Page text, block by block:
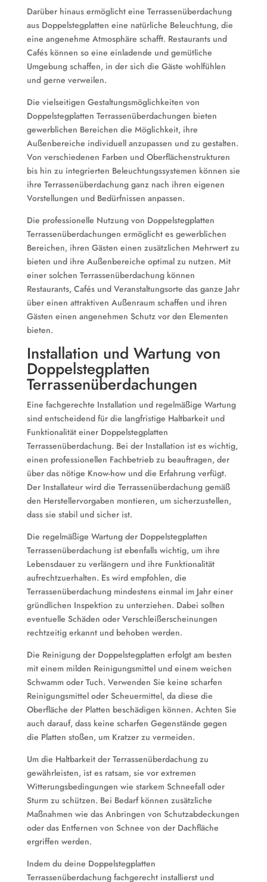
Darüber hinaus ermöglicht eine Terrassenüberdachung
aus Doppelstegplatten eine natürliche Beleuchtung, die
eine angenehme Atmosphäre schafft. Restaurants und
Cafés können so eine einladende und gemütliche
Umgebung schaffen, in der sich die Gäste wohlfühlen
und gerne verweilen.
Die vielseitigen Gestaltungsmöglichkeiten von
Doppelstegplatten Terrassenüberdachungen bieten
gewerblichen Bereichen die Möglichkeit, ihre
Außenbereiche individuell anzupassen und zu gestalten.
Von verschiedenen Farben und Oberflächenstrukturen
bis hin zu integrierten Beleuchtungssystemen können sie
ihre Terrassenüberdachung ganz nach ihren eigenen
Vorstellungen und Bedürfnissen anpassen.
Die professionelle Nutzung von Doppelstegplatten
Terrassenüberdachungen ermöglicht es gewerblichen
Bereichen, ihren Gästen einen zusätzlichen Mehrwert zu
bieten und ihre Außenbereiche optimal zu nutzen. Mit
einer solchen Terrassenüberdachung können
Restaurants, Cafés und Veranstaltungsorte das ganze Jahr
über einen attraktiven Außenraum schaffen und ihren
Gästen einen angenehmen Schutz vor den Elementen
bieten.
Installation und Wartung von
Doppelstegplatten
Terrassenüberdachungen
Eine fachgerechte Installation und regelmäßige Wartung
sind entscheidend für die langfristige Haltbarkeit und
Funktionalität einer Doppelstegplatten
Terrassenüberdachung. Bei der Installation ist es wichtig,
einen professionellen Fachbetrieb zu beauftragen, der
über das nötige Know-how und die Erfahrung verfügt.
Der Installateur wird die Terrassenüberdachung gemäß
den Herstellervorgaben montieren, um sicherzustellen,
dass sie stabil und sicher ist.
Die regelmäßige Wartung der Doppelstegplatten
Terrassenüberdachung ist ebenfalls wichtig, um ihre
Lebensdauer zu verlängern und ihre Funktionalität
aufrechtzuerhalten. Es wird empfohlen, die
Terrassenüberdachung mindestens einmal im Jahr einer
gründlichen Inspektion zu unterziehen. Dabei sollten
eventuelle Schäden oder Verschleißerscheinungen
rechtzeitig erkannt und behoben werden.
Die Reinigung der Doppelstegplatten erfolgt am besten
mit einem milden Reinigungsmittel und einem weichen
Schwamm oder Tuch. Verwenden Sie keine scharfen
Reinigungsmittel oder Scheuermittel, da diese die
Oberfläche der Platten beschädigen können. Achten Sie
auch darauf, dass keine scharfen Gegenstände gegen
die Platten stoßen, um Kratzer zu vermeiden.
Um die Haltbarkeit der Terrassenüberdachung zu
gewährleisten, ist es ratsam, sie vor extremen
Witterungsbedingungen wie starkem Schneefall oder
Sturm zu schützen. Bei Bedarf können zusätzliche
Maßnahmen wie das Anbringen von Schutzabdeckungen
oder das Entfernen von Schnee von der Dachfläche
ergriffen werden.
Indem du deine Doppelstegplatten
Terrassenüberdachung fachgerecht installierst und